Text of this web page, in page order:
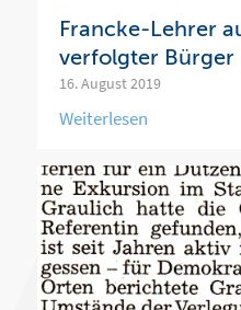
Francke-Lehrer
verfolgter Bürger
16. August 2019